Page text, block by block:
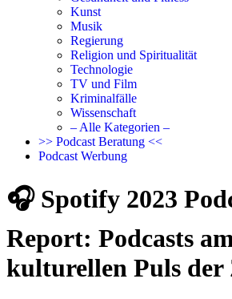
Kunst
Musik
Regierung
Religion und Spiritualität
Technologie
TV und Film
Kriminalfälle
Wissenschaft
– Alle Kategorien –
>> Podcast Beratung <<
Podcast Werbung
🎧 Spotify 2023
Report: Podcasts
kulturellen Puls der